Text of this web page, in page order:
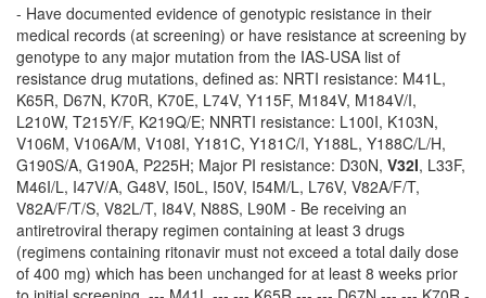
- Have documented evidence of genotypic resistance in their
medical records (at screening) or have resistance at screening by
genotype to any major mutation from the IAS-USA list of
resistance drug mutations, defined as: NRTI resistance: M41L,
K65R, D67N, K70R, K70E, L74V, Y115F, M184V, M184V/I,
L210W, T215Y/F, K219Q/E; NNRTI resistance: L100I, K103N,
V106M, V106A/M, V108I, Y181C, Y181C/I, Y188L, Y188C/L/H,
G190S/A, G190A, P225H; Major PI resistance: D30N, V32I, L33F,
M46I/L, I47V/A, G48V, I50L, I50V, I54M/L, L76V, V82A/F/T,
V82A/F/T/S, V82L/T, I84V, N88S, L90M - Be receiving an
antiretroviral therapy regimen containing at least 3 drugs
(regimens containing ritonavir must not exceed a total daily dose
of 400 mg) which has been unchanged for at least 8 weeks prior